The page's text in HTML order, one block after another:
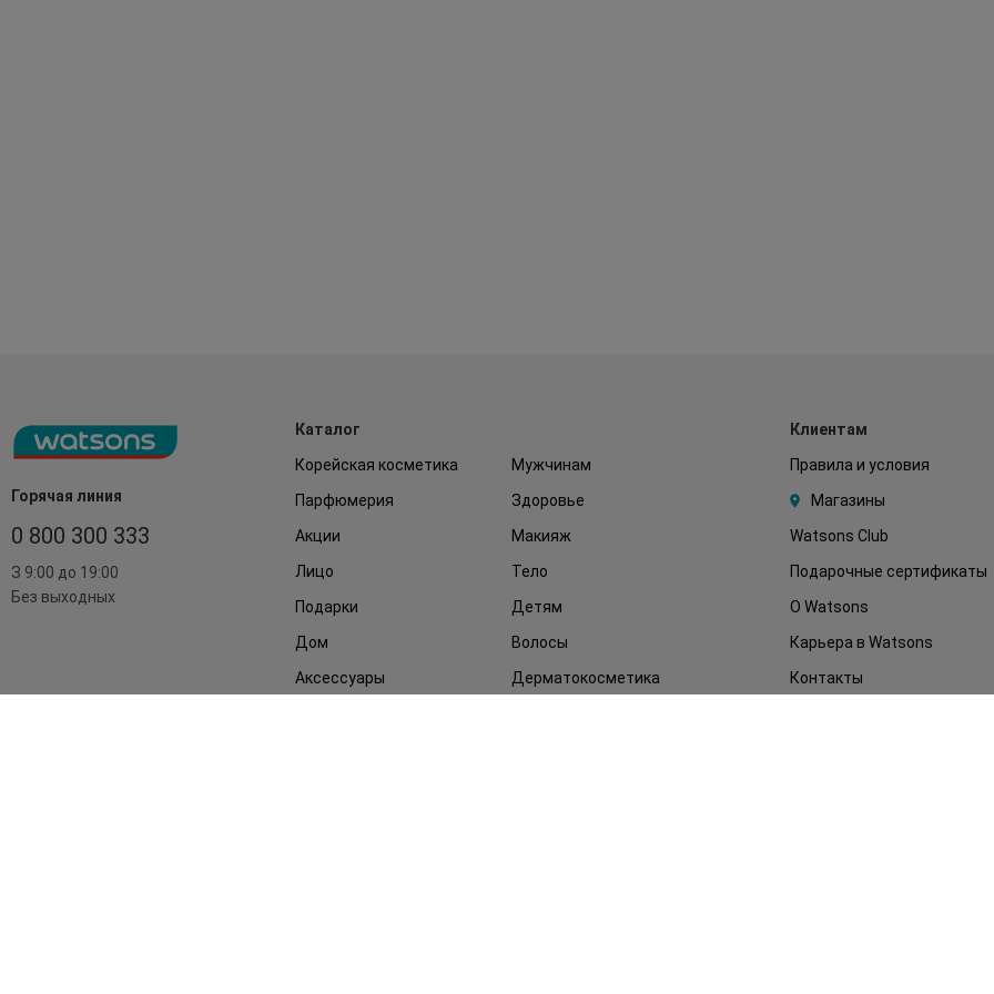
Горячая линия
0 800 300 333
З 9:00 до 19:00
Без выходных
Каталог
Корейская косметика
Мужчинам
Парфюмерия
Здоровье
Акции
Макияж
Лицо
Тело
Подарки
Детям
Дом
Волосы
Аксессуары
Дерматокосметика
Клиентам
Правила и условия
Магазины
Watsons Club
Подарочные сертификаты
О Watsons
Карьера в Watsons
Контакты